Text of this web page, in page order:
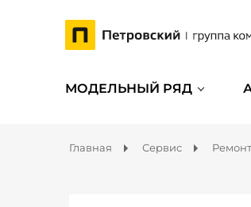
МОДЕЛЬНЫЙ РЯД
Главная Сервис